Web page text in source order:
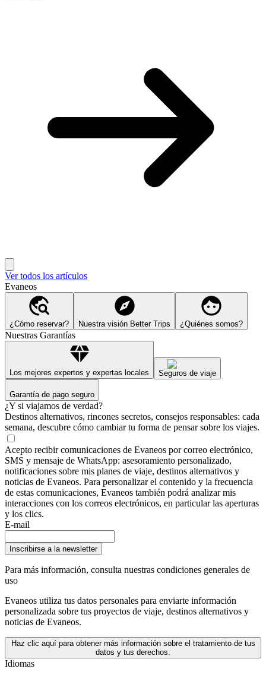
Ver todos los artículos
Evaneos
¿Cómo reservar? Nuestra visión Better Trips ¿Quiénes somos?
Nuestras Garantías
Los mejores expertos y expertas locales Seguros de viaje
Garantía de pago seguro
¿Y si viajamos de verdad?
Destinos alternativos, rincones secretos, consejos responsables: cada
semana, descubre cómo cambiar tu forma de pensar sobre los viajes.
Acepto recibir comunicaciones de Evaneos por correo electrónico,
SMS y mensaje de WhatsApp: asesoramiento personalizado,
notificaciones sobre mis planes de viaje, destinos alternativos y
noticias de Evaneos. Para personalizar el contenido y la frecuencia
de estas comunicaciones, Evaneos también podrá analizar mis
interacciones con los correos electrónicos, en particular las aperturas
y los clics.
E-mail
Inscribirse a la newsletter
Para más información, consulta nuestras condiciones generales de
uso
Evaneos utiliza tus datos personales para enviarte información
personalizada sobre tus proyectos de viaje, destinos alternativos y
noticias de Evaneos.
Haz clic aquí para obtener más información sobre el tratamiento de tus
datos y tus derechos.
Idiomas